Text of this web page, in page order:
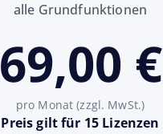
alle Grundfunktionen
69,00 €
pro Monat (zzgl. MwSt.)
Preis gilt für 15 Lizenzen